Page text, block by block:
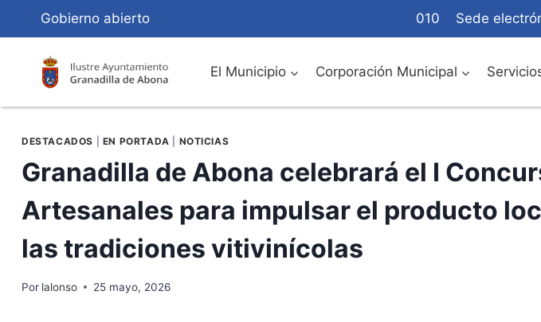
Contenido
Gobierno abierto 010 Sede
El Municipio Corporación Municipal
DESTACADOS EN PORTADA NOTICIAS
Granadilla de Abona celebrará el I
Artesanales para impulsar el producto
las tradiciones vitivinícolas
Por lalonso 25 mayo, 2026